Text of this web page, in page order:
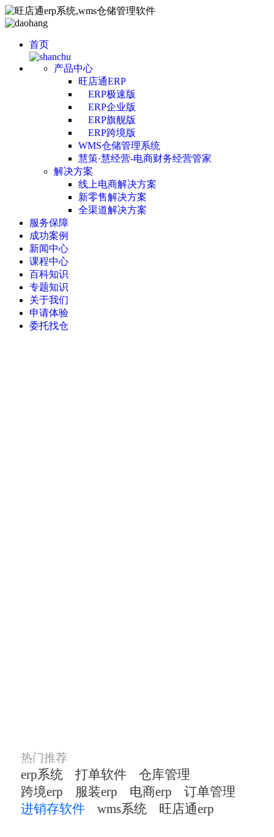
首页
产品中心
旺店通ERP
ERP极速版
ERP企业版
ERP旗舰版
ERP跨境版
WMS仓储管理系统
慧策·慧经营-电商财务经营管家
解决方案
线上电商解决方案
新零售解决方案
全渠道解决方案
服务保障
成功案例
新闻中心
课程中心
百科知识
专题知识
关于我们
申请体验
委托找仓
热门推荐
erp系统 打单软件
仓库管理
跨境erp
服装erp 电商erp
订单管理
进销存软件
wms系统 旺店通erp